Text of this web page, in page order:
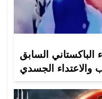
السابق
والاعتداء الجسدي